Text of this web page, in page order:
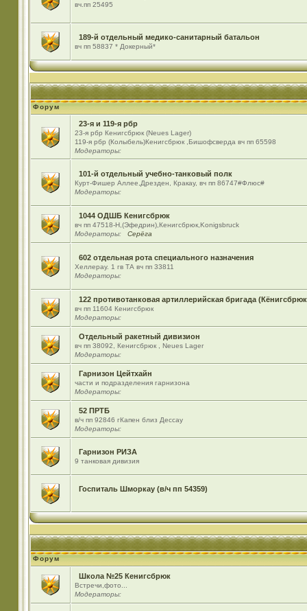
вч.пп 25495
189-й отдельный медико-санитарный батальон
вч пп 58837 * Докерный*
Форум
23-я и 119-я рбр
23-я рбр Кенигсбрюк (Neues Lager)
119-я рбр (Колыбель)Кенигсбрюк ,Бишофсверда вч пп 65598
Модераторы:
101-й отдельный учебно-танковый полк
Курт-Фишер Аллее,Дрезден, Кракау, вч пп 86747#Флюс#
Модераторы:
1044 ОДШБ Кенигсбрюк
вч пп 47518-Н,(Эфедрин),Кенигсбрюк,Konigsbruck
Модераторы:
Серёга
602 отдельная рота специального назначения
Хеллерау. 1 гв ТА вч пп 33811
Модераторы:
122 противотанковая артиллерийская бригада
вч пп 11604 Кенигсбрюк
Модераторы:
Отдельный ракетный дивизион
вч пп 38092, Кенигсбрюк , Neues Lager
Модераторы:
Гарнизон Цейтхайн
части и подразделения гарнизона
Модераторы:
52 ПРТБ
в/ч пп 92846 гКапен близ Дессау
Модераторы:
Гарнизон РИЗА
9 танковая дивизия
Госпиталь Шморкау (в/ч пп 54359)
Форум
Школа №25 Кенигсбрюк
Встречи,фото...
Модераторы: